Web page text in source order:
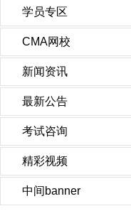
学员专区
CMA网校
新闻资讯
最新公告
考试咨询
精彩视频
中间banner